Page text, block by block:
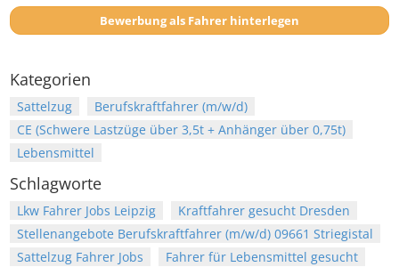
Bewerbung als Fahrer hinterlegen
Kategorien
Sattelzug
Berufskraftfahrer (m/w/d)
CE (Schwere Lastzüge über 3,5t + Anhänger über 0,75t)
Lebensmittel
Schlagworte
Lkw Fahrer Jobs Leipzig
Kraftfahrer gesucht Dresden
Stellenangebote Berufskraftfahrer (m/w/d) 09661 Striegistal
Sattelzug Fahrer Jobs
Fahrer für Lebensmittel gesucht